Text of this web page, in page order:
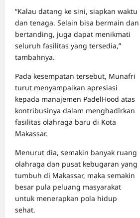
“Kalau datang ke sini, siapkan waktu
dan tenaga. Selain bisa bermain dan
bertanding, juga dapat menikmati
seluruh fasilitas yang tersedia,”
tambahnya.
Pada kesempatan tersebut, Munafri
turut menyampaikan apresiasi
kepada manajemen PadelHood atas
kontribusinya dalam menghadirkan
fasilitas olahraga baru di Kota
Makassar.
Menurut dia, semakin banyak ruang
olahraga dan pusat kebugaran yang
tumbuh di Makassar, maka semakin
besar pula peluang masyarakat
untuk menerapkan pola hidup
sehat.